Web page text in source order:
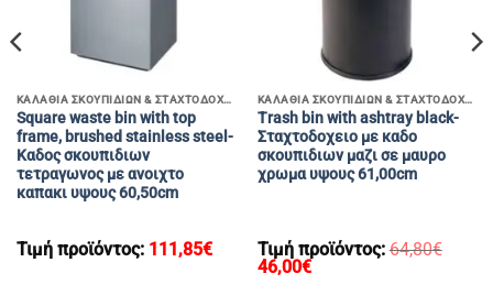
ΚΑΛΑΘΙΑ ΣΚΟΥΠΙΔΙΩΝ & ΣΤΑΧΤΟΔΟΧΕΙΑ ΜΕΓΑΛΑ
Square waste bin with top
frame, brushed stainless steel-
Kαδος σκουπιδιων
τετραγωνος με ανοιχτο
καπακι υψους 60,50cm
Τιμή προϊόντος: 111,85€
ΚΑΛΑΘΙΑ ΣΚΟΥΠΙΔΙΩΝ & ΣΤΑΧΤΟΔΟΧΕΙΑ ΜΕΓΑΛΑ
Trash bin with ashtray black-
Σταχτοδοχειο με καδο
σκουπιδιων μαζι σε μαυρο
χρωμα υψους 61,00cm
Τιμή προϊόντος:64,80€
Original
46,00€Η